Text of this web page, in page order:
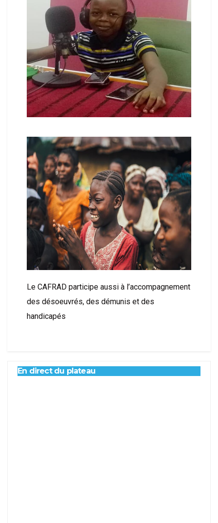
Le CAFRAD participe aussi à l’accompagnement
des désoeuvrés, des démunis et des
handicapés
En direct du plateau